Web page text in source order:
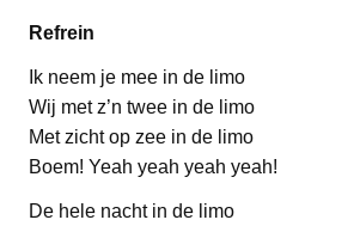
Refrein
Ik neem je mee in de limo
Wij met z’n twee in de limo
Met zicht op zee in de limo
Boem! Yeah yeah yeah yeah!
De hele nacht in de limo